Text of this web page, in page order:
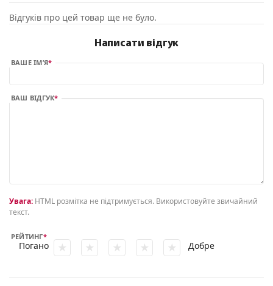
Відгуків про цей товар ще не було.
Написати відгук
ВАШЕ ІМ’Я
ВАШ ВІДГУК
Увага: HTML розмітка не підтримується. Використовуйте звичайний
текст.
РЕЙТИНГ
Погано Добре